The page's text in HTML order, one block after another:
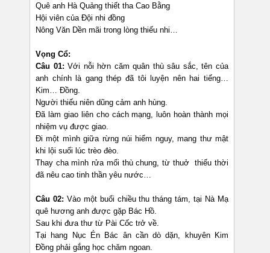
Quê anh Hà Quảng thiết tha Cao Bằng
Hội viên của Đội nhi đồng
Nông Văn Dền mãi trong lòng thiếu nhi…
Vọng Cổ:
Câu 01:Với nỗi hờn căm quân thù sâu sắc, tên của
anh chính là gang thép đã tôi luyện nên hai tiếng…
Kim… Đồng.
Người thiếu niên dũng cảm anh hùng.
Đã làm giao liên cho cách mạng, luôn hoàn thành mọi
nhiệm vụ được giao.
Đi một mình giữa rừng núi hiểm nguy, mang thư mật
khi lội suối lúc trèo đèo.
Thay cha mình rửa mối thù chung, từ thuở thiếu thời
đã nêu cao tinh thần yêu nước…
Câu 02: Vào một buổi chiều thu tháng tám, tại Nà Mạ
quê hương anh được gặp Bác Hồ.
Sau khi đưa thư từ Pài Cốc trở về.
Tại hang Nục Én Bác ân cần dò dặn, khuyên Kim
Đồng phải gắng học chăm ngoan.